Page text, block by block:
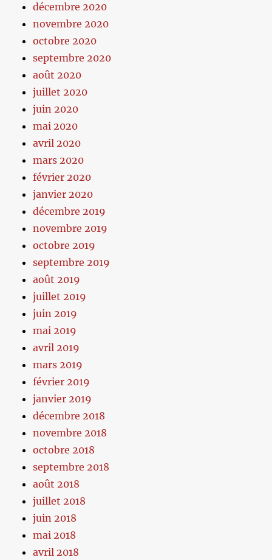
décembre 2020
novembre 2020
octobre 2020
septembre 2020
août 2020
juillet 2020
juin 2020
mai 2020
avril 2020
mars 2020
février 2020
janvier 2020
décembre 2019
novembre 2019
octobre 2019
septembre 2019
août 2019
juillet 2019
juin 2019
mai 2019
avril 2019
mars 2019
février 2019
janvier 2019
décembre 2018
novembre 2018
octobre 2018
septembre 2018
août 2018
juillet 2018
juin 2018
mai 2018
avril 2018